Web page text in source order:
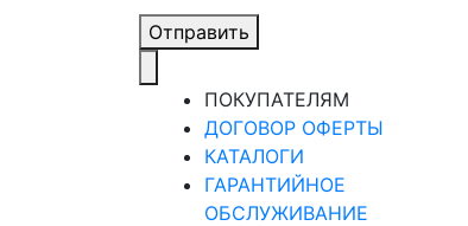
Отправить
ПОКУПАТЕЛЯМ
ДОГОВОР ОФЕРТЫ
КАТАЛОГИ
ГАРАНТИЙНОЕ
ОБСЛУЖИВАНИЕ